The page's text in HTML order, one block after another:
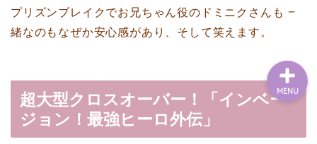
プリズンブレイクでお兄ちゃん役のドミニクさんも一
緒なのもなぜか安心感があり、そして笑えます。
超大型クロスオーバー！「インベー
ジョン！最強ヒーロ外伝」
MENU